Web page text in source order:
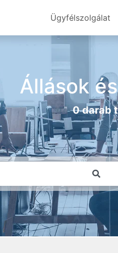
Ügyfélszolgálat
Állások
0 darab